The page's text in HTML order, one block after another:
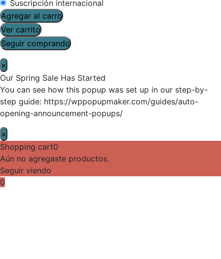
Suscripción internacional
Agregar al carro
Ver carrito
Seguir comprando
×
Our Spring Sale Has Started
You can see how this popup was set up in our step-by-
step guide: https://wppopupmaker.com/guides/auto-
opening-announcement-popups/
×
Shopping cart0
Aún no agregaste productos.
Seguir viendo
0